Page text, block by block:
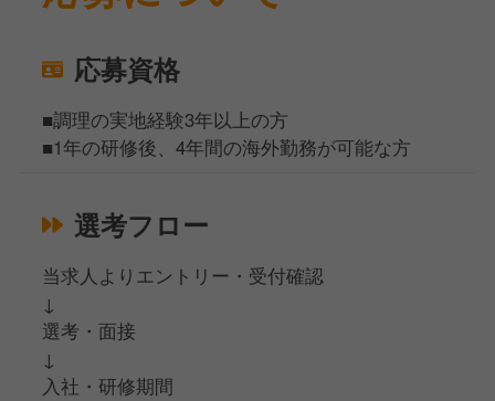
応募資格
■調理の実地経験3年以上の方
■1年の研修後、4年間の海外勤務が可能な方
選考フロー
当求人よりエントリー・受付確認
↓
選考・面接
↓
入社・研修期間